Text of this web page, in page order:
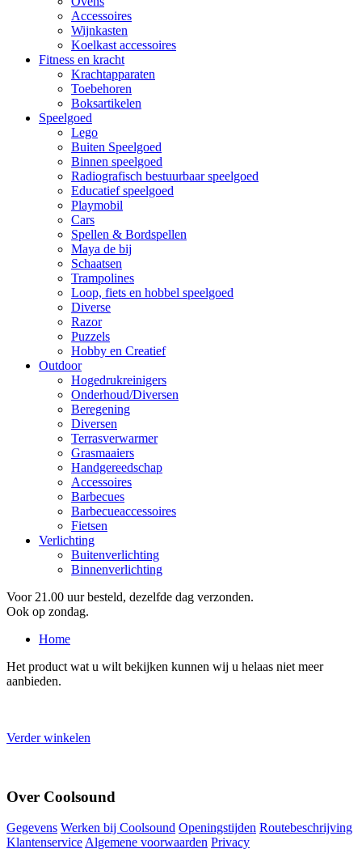
Accessoires
Wijnkasten
Koelkast accessoires
Fitness en kracht
Krachtapparaten
Toebehoren
Boksartikelen
Speelgoed
Lego
Buiten Speelgoed
Binnen speelgoed
Radiografisch bestuurbaar speelgoed
Educatief speelgoed
Playmobil
Cars
Spellen & Bordspellen
Maya de bij
Schaatsen
Trampolines
Loop, fiets en hobbel speelgoed
Diverse
Razor
Puzzels
Hobby en Creatief
Outdoor
Hogedrukreinigers
Onderhoud/Diversen
Beregening
Diversen
Terrasverwarmer
Grasmaaiers
Handgereedschap
Accessoires
Barbecues
Barbecueaccessoires
Fietsen
Verlichting
Buitenverlichting
Binnenverlichting
Voor 21.00 uur besteld, dezelfde dag verzonden.
Ook op zondag.
Home
Het product wat u wilt bekijken kunnen wij u helaas niet meer
aanbieden.
Verder winkelen
Over Coolsound
Gegevens Werken bij Coolsound Openingstijden Routebeschrijving
KlantenserviceAlgemene voorwaarden Privacy